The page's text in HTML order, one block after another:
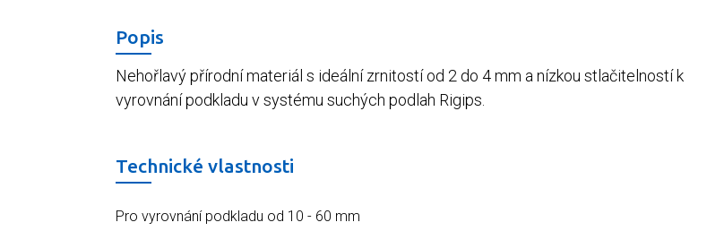
Popis
Nehořlavý přírodní materiál s ideální zrnitostí od 2 do 4 mm a nízkou stlačitelností k
vyrovnání podkladu v systému suchých podlah Rigips.
Technické vlastnosti
Pro vyrovnání podkladu od 10 - 60 mm